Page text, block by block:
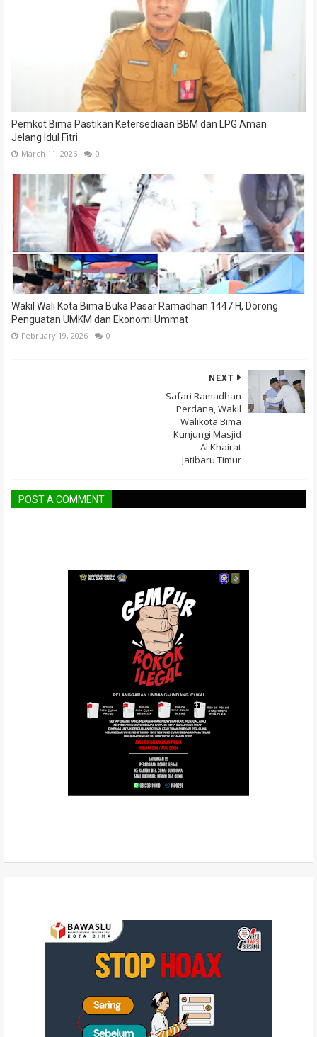
Pemkot Bima Pastikan Ketersediaan BBM dan LPG Aman
Jelang Idul Fitri
March 11, 2026 0
Wakil Wali Kota Bima Buka Pasar Ramadhan 1447 H, Dorong
Penguatan UMKM dan Ekonomi Ummat
February 19, 2026 0
NEXT
Safari Ramadhan
Perdana, Wakil
Walikota Bima
Kunjungi Masjid
Al Khairat
Jatibaru Timur
POST A COMMENT